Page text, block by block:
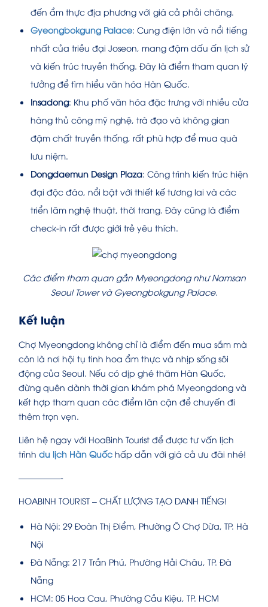
đến ẩm thực địa phương với giá cả phải chăng.
Gyeongbokgung Palace: Cung điện lớn và nổi tiếng
nhất của triều đại Joseon, mang đậm dấu ấn lịch sử
và kiến trúc truyền thống. Đây là điểm tham quan lý
tưởng để tìm hiểu văn hóa Hàn Quốc.
Insadong: Khu phố văn hóa đặc trưng với nhiều cửa
hàng thủ công mỹ nghệ, trà đạo và không gian
đậm chất truyền thống, rất phù hợp để mua quà
lưu niệm.
Dongdaemun Design Plaza: Công trình kiến trúc hiện
đại độc đáo, nổi bật với thiết kế tương lai và các
triển lãm nghệ thuật, thời trang. Đây cũng là điểm
check-in rất được giới trẻ yêu thích.
Các điểm tham quan gần Myeongdong như Namsan
Seoul Tower và Gyeongbokgung Palace.
Kết luận
Chợ Myeongdong không chỉ là điểm đến mua sắm mà
còn là nơi hội tụ tinh hoa ẩm thực và nhịp sống sôi
động của Seoul. Nếu có dịp ghé thăm Hàn Quốc,
đừng quên dành thời gian khám phá Myeongdong và
kết hợp tham quan các điểm lân cận để chuyến đi
thêm trọn vẹn.
Liên hệ ngay với HoaBinh Tourist để được tư vấn lịch
trình du lịch Hàn Quốc hấp dẫn với giá cả ưu đãi nhé!
—————-
HOABINH TOURIST – CHẤT LƯỢNG TẠO DANH TIẾNG!
Hà Nội: 29 Đoàn Thị Điểm, Phường Ô Chợ Dừa, TP. Hà
Nội
Đà Nẵng: 217 Trần Phú, Phường Hải Châu, TP. Đà
Nẵng
HCM: 05 Hoa Cau, Phường Cầu Kiệu, TP. HCM